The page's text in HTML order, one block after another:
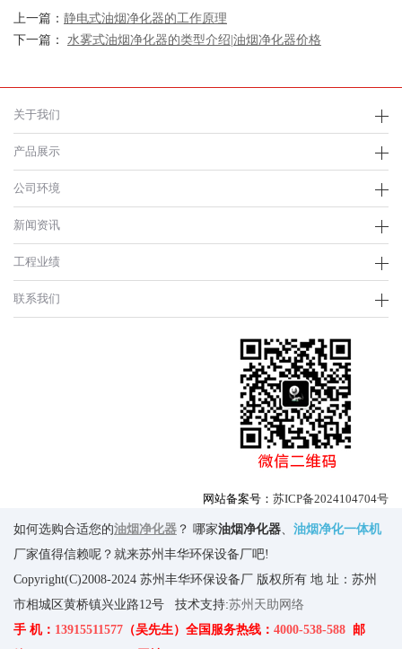
上一篇： 静电式油烟净化器的工作原理
下一篇： 水雾式油烟净化器的类型介绍|油烟净化器价格
关于我们
产品展示
公司环境
新闻资讯
工程业绩
联系我们
网站备案号： 苏ICP备2024104704号
如何选购合适您的油烟净化器 ？ 哪家油烟净化器、 油烟净化一体机
厂家值得信赖呢？就来苏州丰华环保设备厂吧!
Copyright(C)2008-2024 苏州丰华环保设备厂 版权所有 地 址：苏州
市相城区黄桥镇兴业路12号 技术支持:苏州天助网络
手 机： 13915511577 （吴先生）全国服务热线： 4000-538-588 邮